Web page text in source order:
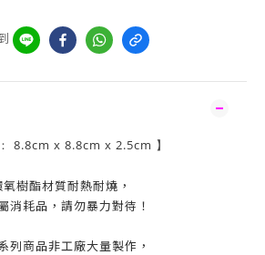
8.8cm x 8.8cm x 2.5cm 】
氧樹酯材質耐熱耐燒，
消耗品，請勿暴力對待！
列商品非工廠大量製作，